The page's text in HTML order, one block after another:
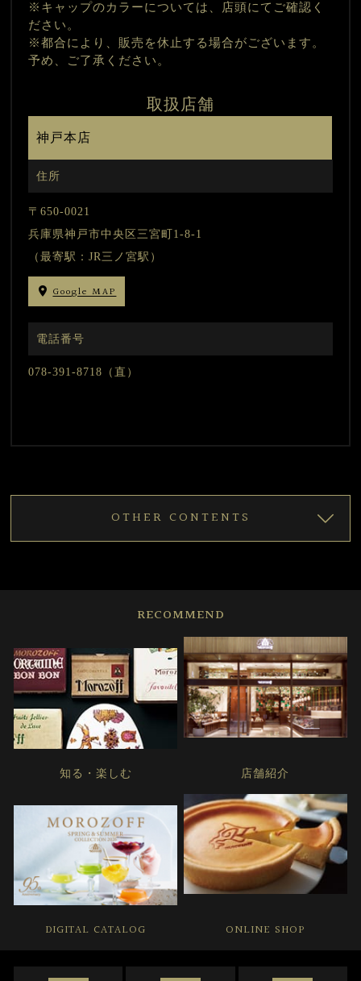
※キャップのカラーについては、店頭にてご確認く
ださい。
※都合により、販売を休止する場合がございます。
予め、ご了承ください。
取扱店舗
神戸本店
住所
〒650-0021
兵庫県神戸市中央区三宮町1-8-1
（最寄駅：JR三ノ宮駅）
Google MAP
電話番号
078-391-8718（直）
OTHER CONTENTS
RECOMMEND
知る・楽しむ 店舗紹介
DIGITAL CATALOG ONLINE SHOP